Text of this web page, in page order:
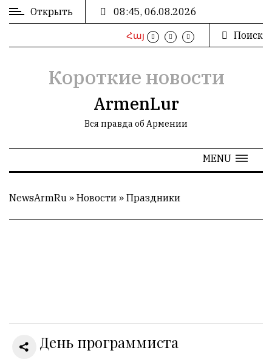
ВХОД
РЕГИСТРАЦИЯ
РЕКЛАМА
1
Гостей:
Открыть 08:45, 06.08.2026
Հայ Поиск
Короткие новости
ArmenLur
Вся правда об Армении
MENU
NewsArmRu » Новости » Праздники
День программиста